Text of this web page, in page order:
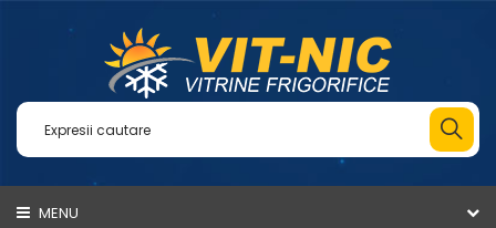
MENU